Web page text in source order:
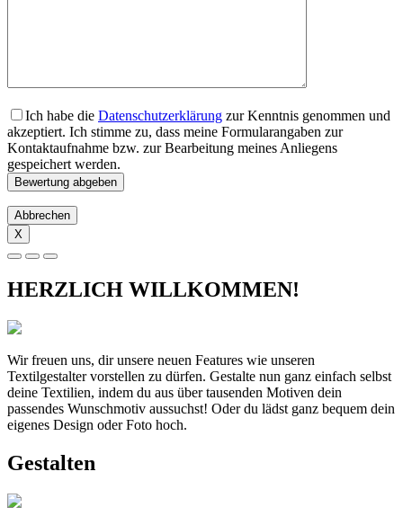
Ich habe die Datenschutzerklärung zur Kenntnis genommen und
akzeptiert. Ich stimme zu, dass meine Formularangaben zur
Kontaktaufnahme bzw. zur Bearbeitung meines Anliegens
gespeichert werden.
Abbrechen
X
HERZLICH WILLKOMMEN!
Wir freuen uns, dir unsere neuen Features wie unseren
Textilgestalter vorstellen zu dürfen. Gestalte nun ganz einfach selbst
deine Textilien, indem du aus über tausenden Motiven dein
passendes Wunschmotiv aussuchst! Oder du lädst ganz bequem dein
eigenes Design oder Foto hoch.
Gestalten